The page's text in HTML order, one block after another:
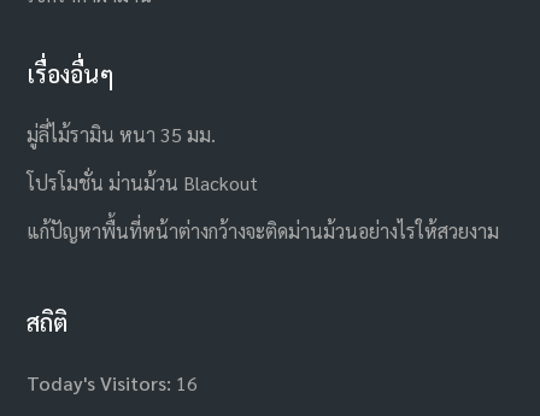
เรื่องอื่นๆ
มู่ลี่ไม้รามิน หนา 35 มม.
โปรโมชั่น ม่านม้วน Blackout
แก้ปัญหาพื้นที่หน้าต่างกว้างจะติดม่านม้วนอย่างไรให้สวยงาม
สถิติ
Today's Visitors: 16